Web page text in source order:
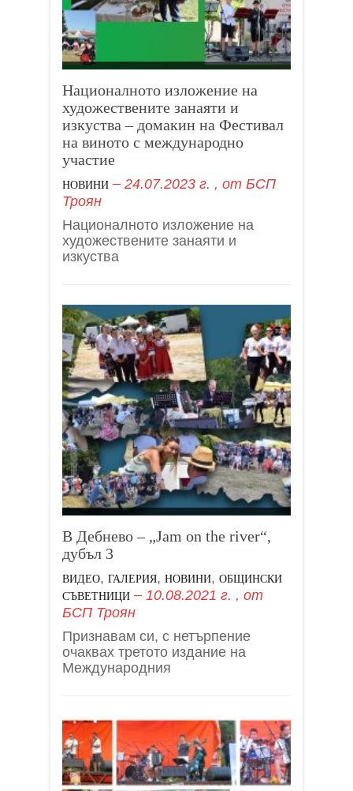
Националното изложение на
художествените занаяти и
изкуства – домакин на Фестивал
на виното с международно
участие
НОВИНИ 24.07.2023 г. , от БСП
Троян
Националното изложение на
художествените занаяти и
изкуства
В Дебнево – „Jam on the river“,
дубъл 3
ВИДЕО, ГАЛЕРИЯ, НОВИНИ, ОБЩИНСКИ
СЪВЕТНИЦИ
10.08.2021 г. , от
БСП Троян
Признавам си, с нетърпение
очаквах третото издание на
Международния